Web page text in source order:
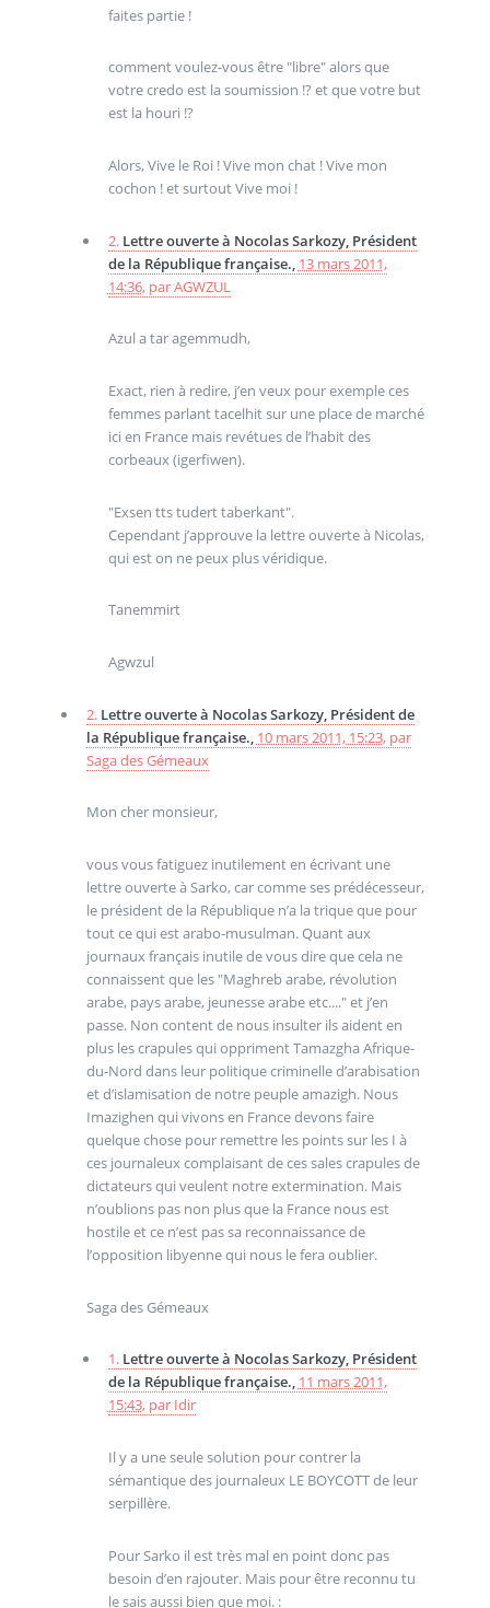
faites partie !
comment voulez-vous être "libre" alors que
votre credo est la soumission !? et que votre but
est la houri !?
Alors, Vive le Roi ! Vive mon chat ! Vive mon
cochon ! et surtout Vive moi !
2. Lettre ouverte à Nocolas Sarkozy, Président
de la République française., 13 mars 2011,
14:36, parAGWZUL
Azul a tar agemmudh,
Exact, rien à redire, j’en veux pour exemple ces
femmes parlant tacelhit sur une place de marché
ici en France mais revétues de l’habit des
corbeaux (igerfiwen).
"Exsen tts tudert taberkant".
Cependant j’approuve la lettre ouverte à Nicolas,
qui est on ne peux plus véridique.
Tanemmirt
Agwzul
2. Lettre ouverte à Nocolas Sarkozy, Président de
la République française., 10 mars 2011, 15:23, par
Saga des Gémeaux
Mon cher monsieur,
vous vous fatiguez inutilement en écrivant une
lettre ouverte à Sarko, car comme ses prédécesseur,
le président de la République n’a la trique que pour
tout ce qui est arabo-musulman. Quant aux
journaux français inutile de vous dire que cela ne
connaissent que les "Maghreb arabe, révolution
arabe, pays arabe, jeunesse arabe etc...." et j’en
passe. Non content de nous insulter ils aident en
plus les crapules qui oppriment Tamazgha Afrique-
du-Nord dans leur politique criminelle d’arabisation
et d’islamisation de notre peuple amazigh. Nous
Imazighen qui vivons en France devons faire
quelque chose pour remettre les points sur les I à
ces journaleux complaisant de ces sales crapules de
dictateurs qui veulent notre extermination. Mais
n’oublions pas non plus que la France nous est
hostile et ce n’est pas sa reconnaissance de
l’opposition libyenne qui nous le fera oublier.
Saga des Gémeaux
1. Lettre ouverte à Nocolas Sarkozy, Président
de la République française., 11 mars 2011,
15:43, par Idir
Il y a une seule solution pour contrer la
sémantique des journaleux LE BOYCOTT de leur
serpillère.
Pour Sarko il est très mal en point donc pas
besoin d’en rajouter. Mais pour être reconnu tu
le sais aussi bien que moi. :